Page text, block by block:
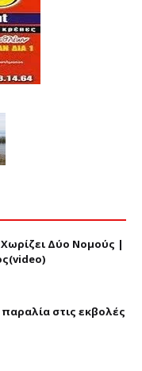
Δύο Νομούς |
στις εκβολές